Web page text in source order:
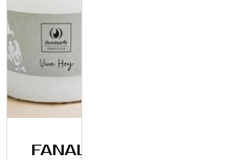
FANAL